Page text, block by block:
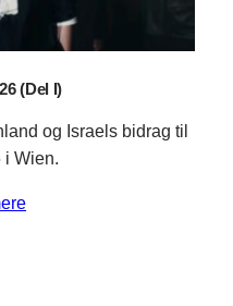
(Del I)
og Israels bidrag til
i Wien.